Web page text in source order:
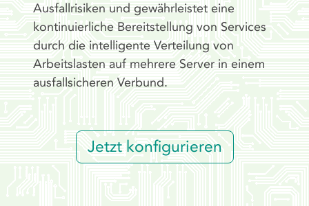
Ausfallrisiken und gewährleistet eine
kontinuierliche Bereitstellung von Services
durch die intelligente Verteilung von
Arbeitslasten auf mehrere Server in einem
ausfallsicheren Verbund.
Jetzt konfigurieren